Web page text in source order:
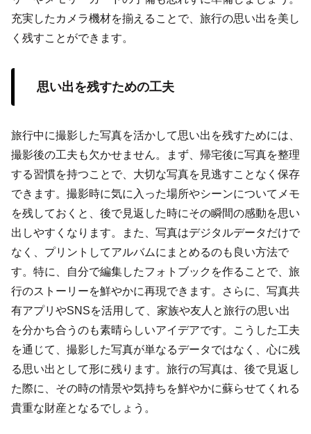
充実したカメラ機材を揃えることで、旅行の思い出を美し
く残すことができます。
思い出を残すための工夫
旅行中に撮影した写真を活かして思い出を残すためには、
撮影後の工夫も欠かせません。まず、帰宅後に写真を整理
する習慣を持つことで、大切な写真を見逃すことなく保存
できます。撮影時に気に入った場所やシーンについてメモ
を残しておくと、後で見返した時にその瞬間の感動を思い
出しやすくなります。また、写真はデジタルデータだけで
なく、プリントしてアルバムにまとめるのも良い方法で
す。特に、自分で編集したフォトブックを作ることで、旅
行のストーリーを鮮やかに再現できます。さらに、写真共
有アプリやSNSを活用して、家族や友人と旅行の思い出
を分かち合うのも素晴らしいアイデアです。こうした工夫
を通じて、撮影した写真が単なるデータではなく、心に残
る思い出として形に残ります。旅行の写真は、後で見返し
た際に、その時の情景や気持ちを鮮やかに蘇らせてくれる
貴重な財産となるでしょう。